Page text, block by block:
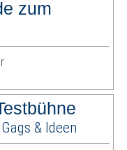
zum
& Ideen